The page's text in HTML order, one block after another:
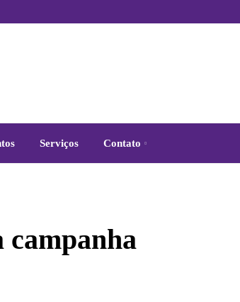
Serviços Contato
campanha